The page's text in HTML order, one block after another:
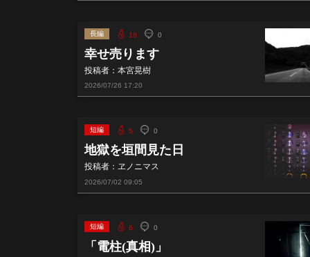
長編 18 0
幸せ売ります
投稿者：本宮晃樹
2026/07/26 17:20
短編 5 0
地獄を垣間見た日
投稿者：ヱノニマス
2026/07/02 09:05
短編 6 0
「電柱(真相)」